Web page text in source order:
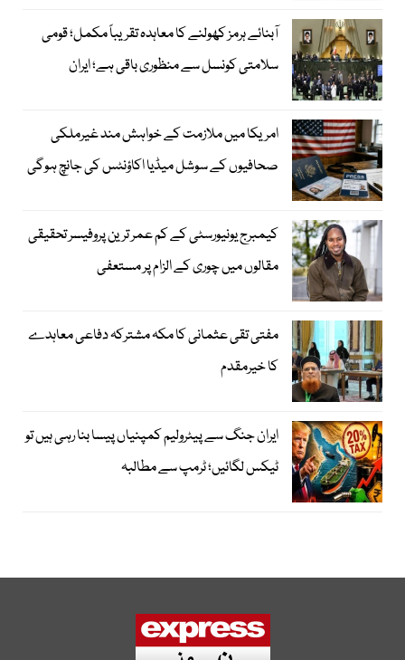
آبنائے ہرمز کھولنے کا معاہدہ تقریباً مکمل؛ قومی
سلامتی کونسل سے منظوری باقی ہے؛ ایران
امریکا میں ملازمت کے خواہش مند غیرملکی
صحافیوں کے سوشل میڈیا اکاؤنٹس کی جانچ ہوگی
کیمبرج یونیورسٹی کے کم عمر ترین پروفیسر تحقیقی
مقالوں میں چوری کے الزام پر مستعفی
مفتی تقی عثمانی کا مکہ مشترکہ دفاعی معاہدے
کا خیرمقدم
ایران جنگ سے پیٹرولیم کمپنیاں پیسا بنا رہی ہیں تو
ٹیکس لگائیں؛ ٹرمپ سے مطالبہ